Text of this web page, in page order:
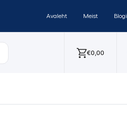
Avaleht Meist Blogi
€0,00